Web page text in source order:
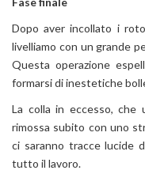
Dopo aver incollato i
livelliamo con un grande
Questa operazione
formarsi di inestetiche
La colla in eccesso, che
rimossa subito con uno
ci saranno tracce lucide
tutto il lavoro.